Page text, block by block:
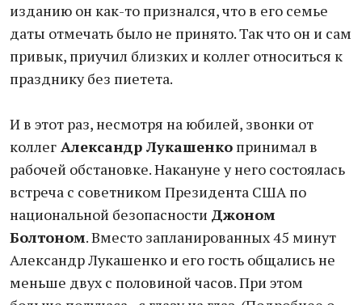
изданию он как-то признался, что в его семье
даты отмечать было не принято. Так что он и сам
привык, приучил близких и коллег относиться к
празднику без пиетета.
И в этот раз, несмотря на юбилей, звонки от
коллег Александр Лукашенко принимал в
рабочей обстановке. Накануне у него состоялась
встреча с советником Президента США по
национальной безопасности Джоном
Болтоном. Вместо запланированных 45 минут
Александр Лукашенко и его гость общались не
меньше двух с половиной часов. При этом